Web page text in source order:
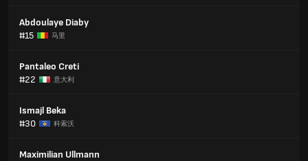
Abdoulaye Diaby
#15
马里
Pantaleo Creti
#22
意大利
Ismajl Beka
#30
科索沃
Maximilian Ullmann